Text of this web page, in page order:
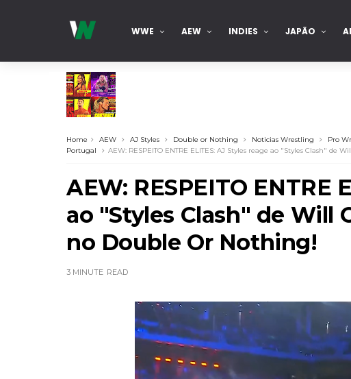
WWE AEW INDIES JAPÃO
Unknown-Aug 07 2026
AEW Dynamite 05AUG26
Unknown-Aug 06 2026
WWE NXT 04 Aug 2026
Unknown-Aug 05 2026
WWE Monday Night Raw 03 Aug 2026
WWE SummerSlam 2026 - Sunday
Aug 02 2026
WWE Main Event, July 30, 2026
Aug 02 2026
Home AEW AJ Styles Double or Nothing Noticias Wrestling Pro
Portugal
AEW: RESPEITO ENTRE ELITES: AJ Styles reage ao "Styles Clash" de
AEW: RESPEITO ENTRE
ao "Styles Clash" de Will
no Double Or Nothing!
3 MINUTE READ